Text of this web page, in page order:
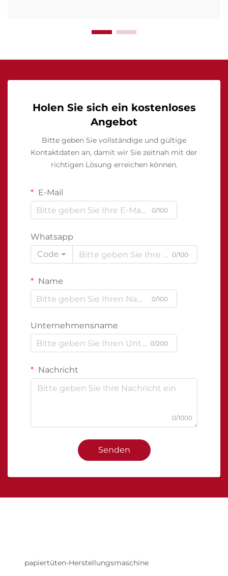
Holen Sie sich ein kostenloses
Angebot
Bitte geben Sie vollständige und gültige
Kontaktdaten an, damit wir Sie zeitnah mit der
richtigen Lösung erreichen können.
E-Mail
0/100
Whatsapp
Code
0/100
Name
0/100
Unternehmensname
0/200
Nachricht
0/1000
Senden
papiertüten-Herstellungsmaschine